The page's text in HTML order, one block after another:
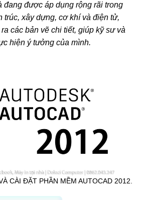
đang được áp dụng rộng rãi trong
trúc, xây dựng, cơ khí và điện tử,
các bản vẽ chi tiết, giúp kỹ sư và
hiện ý tưởng của mình.
CÀI ĐẶT PHẦN MỀM AUTOCAD 2012.